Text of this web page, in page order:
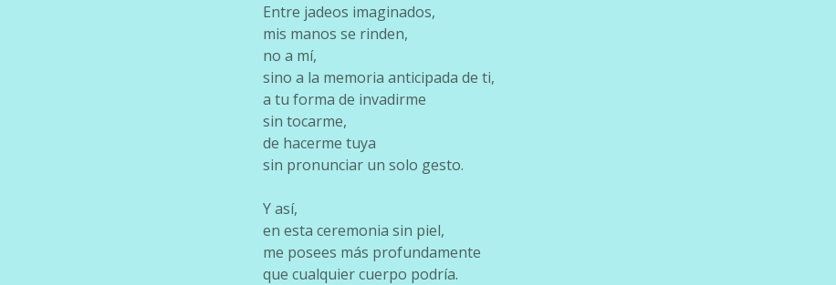
Entre jadeos imaginados,
mis manos se rinden,
no a mí,
sino a la memoria anticipada de ti,
a tu forma de invadirme
sin tocarme,
de hacerme tuya
sin pronunciar un solo gesto.
Y así,
en esta ceremonia sin piel,
me posees más profundamente
que cualquier cuerpo podría.